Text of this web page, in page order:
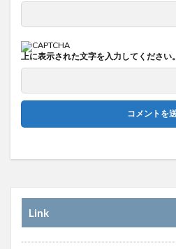
上に表示された文字を入力してください。
Link